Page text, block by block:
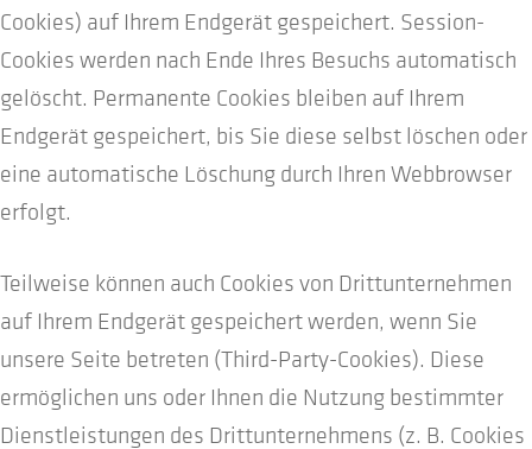
Cookies) auf Ihrem Endgerät gespeichert. Session-
Cookies werden nach Ende Ihres Besuchs automatisch
gelöscht. Permanente Cookies bleiben auf Ihrem
Endgerät gespeichert, bis Sie diese selbst löschen oder
eine automatische Löschung durch Ihren Webbrowser
erfolgt.
Teilweise können auch Cookies von Drittunternehmen
auf Ihrem Endgerät gespeichert werden, wenn Sie
unsere Seite betreten (Third-Party-Cookies). Diese
ermöglichen uns oder Ihnen die Nutzung bestimmter
Dienstleistungen des Drittunternehmens (z. B. Cookies